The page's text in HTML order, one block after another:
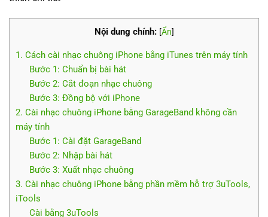
Nội dung chính: [Ẩn]
1. Cách cài nhạc chuông iPhone bằng iTunes trên máy tính
Bước 1: Chuẩn bị bài hát
Bước 2: Cắt đoạn nhạc chuông
Bước 3: Đồng bộ với iPhone
2. Cài nhạc chuông iPhone bằng GarageBand không cần
máy tính
Bước 1: Cài đặt GarageBand
Bước 2: Nhập bài hát
Bước 3: Xuất nhạc chuông
3. Cài nhạc chuông iPhone bằng phần mềm hỗ trợ 3uTools,
iTools
Cài bằng 3uTools